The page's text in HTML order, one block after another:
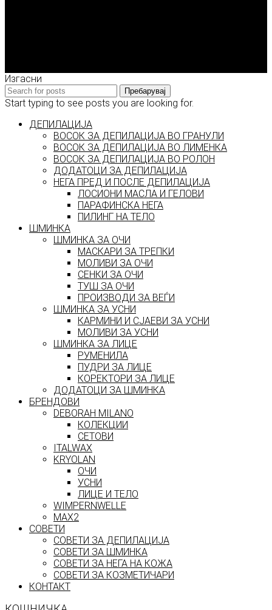
Изгасни
Пребарувај
Start typing to see posts you are looking for.
ДЕПИЛАЦИЈА
ВОСОК ЗА ДЕПИЛАЦИЈА ВО ГРАНУЛИ
ВОСОК ЗА ДЕПИЛАЦИЈА ВО ЛИМЕНКА
ВОСОК ЗА ДЕПИЛАЦИЈА ВО РОЛОН
ДОДАТОЦИ ЗА ДЕПИЛАЦИЈА
НЕГА ПРЕД И ПОСЛЕ ДЕПИЛАЦИЈА
ЛОСИОНИ МАСЛА И ГЕЛОВИ
ПАРАФИНСКА НЕГА
ПИЛИНГ НА ТЕЛО
ШМИНКА
ШМИНКА ЗА ОЧИ
МАСКАРИ ЗА ТРЕПКИ
МОЛИВИ ЗА ОЧИ
СЕНКИ ЗА ОЧИ
ТУШ ЗА ОЧИ
ПРОИЗВОДИ ЗА ВЕЃИ
ШМИНКА ЗА УСНИ
КАРМИНИ И СЈАЕВИ ЗА УСНИ
МОЛИВИ ЗА УСНИ
ШМИНКА ЗА ЛИЦЕ
РУМЕНИЛА
ПУДРИ ЗА ЛИЦЕ
КОРЕКТОРИ ЗА ЛИЦЕ
ДОДАТОЦИ ЗА ШМИНКА
БРЕНДОВИ
DEBORAH MILANO
КОЛЕКЦИИ
СЕТОВИ
ITALWAX
KRYOLAN
ОЧИ
УСНИ
ЛИЦЕ И ТЕЛО
WIMPERNWELLE
MAX2
СОВЕТИ
СОВЕТИ ЗА ДЕПИЛАЦИЈА
СОВЕТИ ЗА ШМИНКА
СОВЕТИ ЗА НЕГА НА КОЖА
СОВЕТИ ЗА КОЗМЕТИЧАРИ
КОНТАКТ